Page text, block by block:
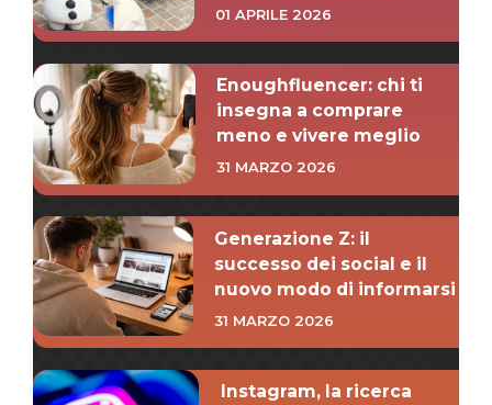
01 APRILE 2026
Enoughfluencer: chi ti
insegna a comprare
meno e vivere meglio
31 MARZO 2026
Generazione Z: il
successo dei social e il
nuovo modo di informarsi
31 MARZO 2026
Instagram, la ricerca